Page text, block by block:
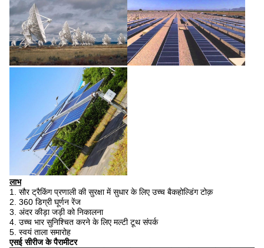
लाभ
1. सौर ट्रैकिंग प्रणाली की सुरक्षा में सुधार के लिए उच्च बैकहोल्डिंग टोक़
2. 360 डिग्री घूर्णन रेंज
3. अंदर कीड़ा जड़ी को निकालना
4. उच्च भार सुनिश्चित करने के लिए मल्टी टूथ संपर्क
5. स्वयं ताला समारोह
एसई सीरीज के पैरामीटर